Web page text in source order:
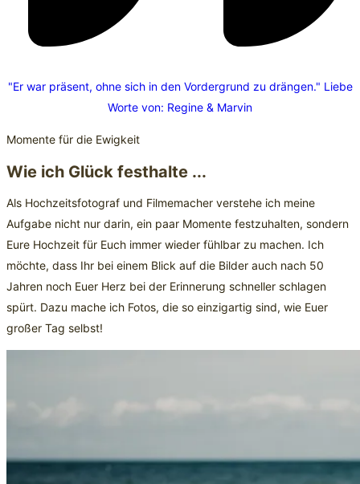
"Er war präsent, ohne sich in den Vordergrund zu drängen." Liebe
Worte von: Regine & Marvin
Momente für die Ewigkeit
Wie ich Glück festhalte ...
Als Hochzeitsfotograf und Filmemacher verstehe ich meine
Aufgabe nicht nur darin, ein paar Momente festzuhalten, sondern
Eure Hochzeit für Euch immer wieder fühlbar zu machen. Ich
möchte, dass Ihr bei einem Blick auf die Bilder auch nach 50
Jahren noch Euer Herz bei der Erinnerung schneller schlagen
spürt. Dazu mache ich Fotos, die so einzigartig sind, wie Euer
großer Tag selbst!